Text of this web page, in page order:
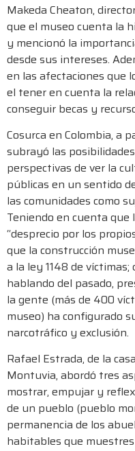
Makeda Cheaton,
que el museo cuenta la
y mencionó la
desde sus intereses.
en las afectaciones que
el tener en cuenta la
conseguir becas y
Cosurca en Colombia, a
subrayó las
perspectivas de ver la
públicas en un sentido
las comunidades como
Teniendo en cuenta que
“desprecio por los
que la construcción
a la ley 1148 de
hablando del pasado,
la gente (más de 400
museo) ha configurado
narcotráfico y exclusión.
Rafael Estrada, de la
Montuvia, abordó tres
mostrar, empujar y
de un pueblo (pueblo
permanencia de los
habitables que